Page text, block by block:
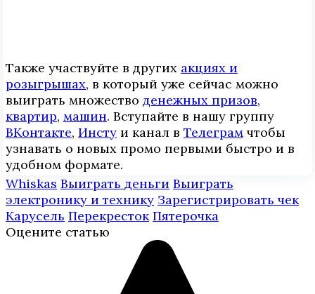
Также участвуйте в других акциях и
розыгрышах, в который уже сейчас можно
выиграть множество денежных призов,
квартир, машин. Вступайте в нашу группу
ВКонтакте, Инcтy и канал в Телеграм чтобы
узнавать о новых промо первыми быстро и в
удобном формате.
Whiskas Выиграть деньги Выиграть
электронику и технику Зарегистрировать чек
Карусель Перекресток Пятерочка
Оцените статью